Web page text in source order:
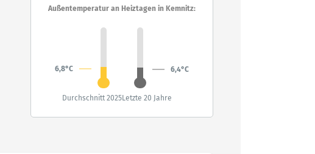
Außentemperatur an Heiztagen in Kemnitz:
6,8°C 6,4°C
Durchschnitt 2025Letzte 20 Jahre